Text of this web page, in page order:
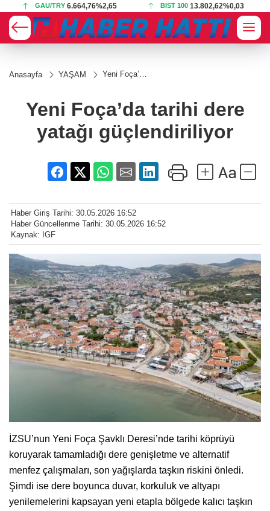
GAU/TRY 6.664,76%2,65 BIST 100 13.802,62%0,03
Anasayfa YAŞAM
Yeni Foça’da
güçlendiriliyor
Yeni Foça’da tarihi dere
yatağı güçlendiriliyor
Haber Giriş Tarihi: 30.05.2026 16:52
Haber Güncellenme Tarihi: 30.05.2026 16:52
Kaynak: IGF
İZSU’nun Yeni Foça Şavklı Deresi’nde tarihi köprüyü
koruyarak tamamladığı dere genişletme ve alternatif
menfez çalışmaları, son yağışlarda taşkın riskini önledi.
Şimdi ise dere boyunca duvar, korkuluk ve altyapı
yenilemelerini kapsayan yeni etapla bölgede kalıcı taşkın